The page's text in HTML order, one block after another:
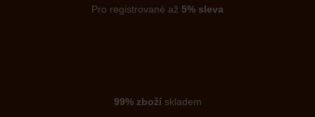
Pro registrované až 5% sleva
99% zbožískladem